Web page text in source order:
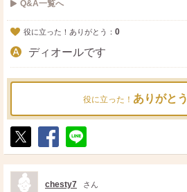
Q&A一覧へ
役に立った！ありがとう： 0
ディオールです
役に立った！ ありがとう
ポ
ス
ト
シ
ェ
送
る
chesty7 さん